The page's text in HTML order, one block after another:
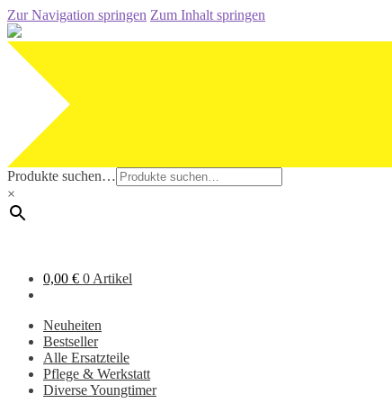
Zur Navigation springen Zum Inhalt springen
Produkte suchen…
×
0,00 € 0 Artikel
Neuheiten
Bestseller
Alle Ersatzteile
Pflege & Werkstatt
Diverse Youngtimer